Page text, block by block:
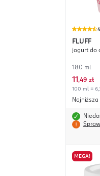
FLUFF
jogurt do
180 ml
11 ,49 zł
100 ml =
Najniższa
MEGA!